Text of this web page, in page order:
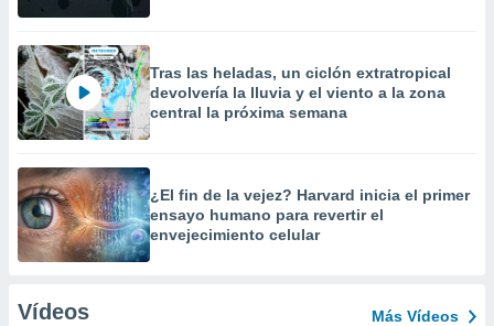
Tras las heladas, un ciclón extratropical
devolvería la lluvia y el viento a la zona
central la próxima semana
¿El fin de la vejez? Harvard inicia el primer
ensayo humano para revertir el
envejecimiento celular
Vídeos Más Vídeos